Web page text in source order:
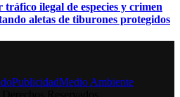
ilegal de especies y crimen
aletas de tiburones protegidos
PublicidadMedio Ambiente